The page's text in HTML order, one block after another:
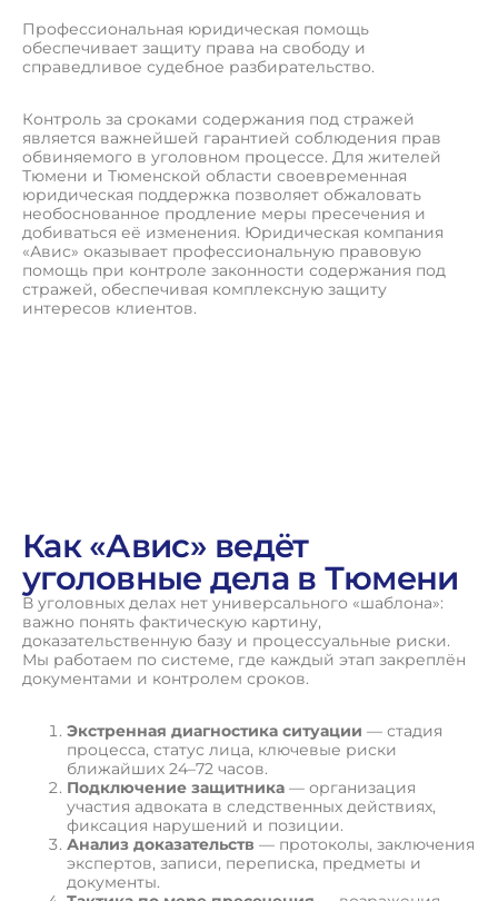
Профессиональная юридическая помощь
обеспечивает защиту права на свободу и
справедливое судебное разбирательство.
Контроль за сроками содержания под стражей
является важнейшей гарантией соблюдения прав
обвиняемого в уголовном процессе. Для жителей
Тюмени и Тюменской области своевременная
юридическая поддержка позволяет обжаловать
необоснованное продление меры пресечения и
добиваться её изменения. Юридическая компания
«Авис» оказывает профессиональную правовую
помощь при контроле законности содержания под
стражей, обеспечивая комплексную защиту
интересов клиентов.
Как «Авис» ведёт
уголовные дела в Тюмени
В уголовных делах нет универсального «шаблона»:
важно понять фактическую картину,
доказательственную базу и процессуальные риски.
Мы работаем по системе, где каждый этап закреплён
документами и контролем сроков.
Экстренная диагностика ситуации — стадия
процесса, статус лица, ключевые риски
ближайших 24–72 часов.
Подключение защитника — организация
участия адвоката в следственных действиях,
фиксация нарушений и позиции.
Анализ доказательств — протоколы, заключения
экспертов, записи, переписка, предметы и
документы.